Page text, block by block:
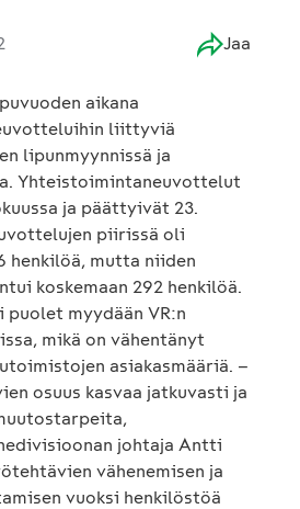
Jaa
aikana
liittyviä
lipunmyynnissä ja
Yhteistoimintaneuvottelut
ja päättyivät 23.
piirissä oli
henkilöä, mutta niiden
koskemaan 292 henkilöä.
myydään VR:n
mikä on vähentänyt
asiakasmääriä. –
osuus kasvaa jatkuvasti ja
johtaja Antti
vähenemisen ja
vuoksi henkilöstöä